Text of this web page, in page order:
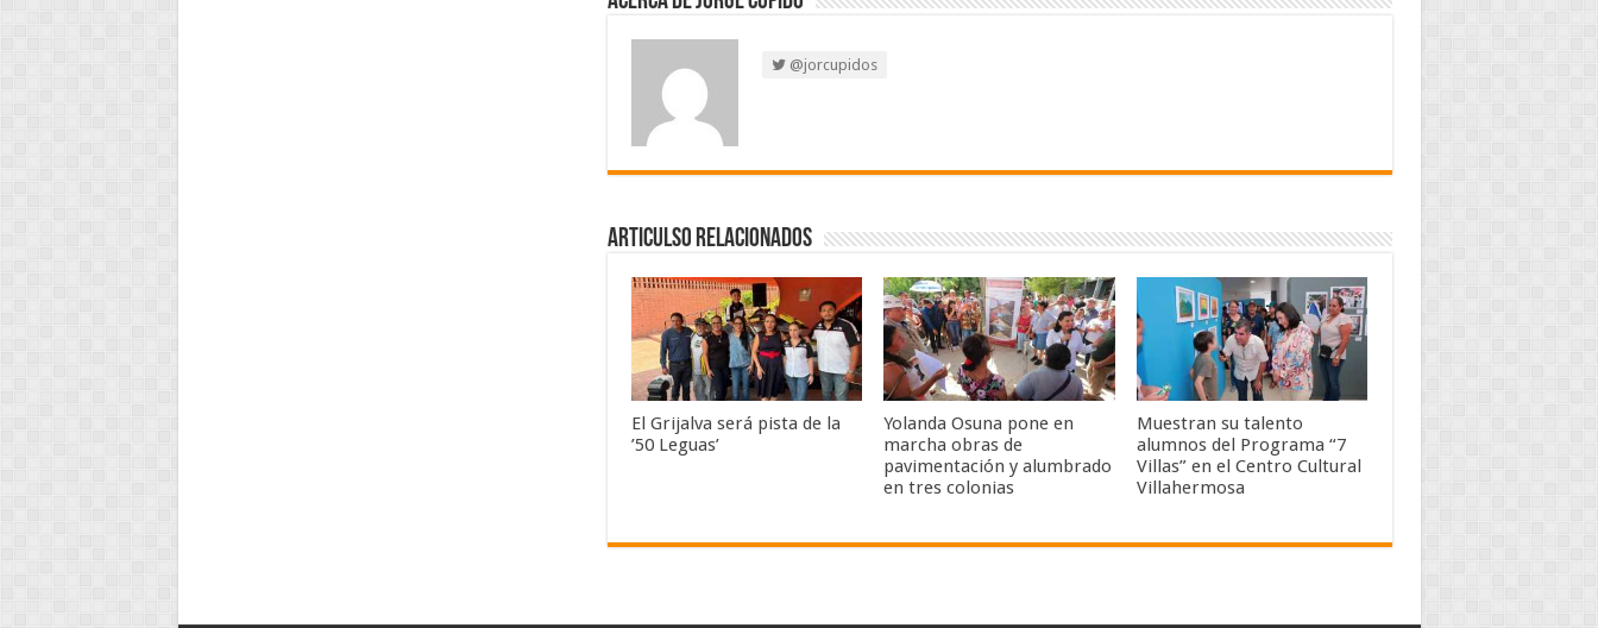
@jorcupidos
Articulso Relacionados
El Grijalva será pista de la
’50 Leguas’
Yolanda Osuna pone en
marcha obras de
pavimentación y alumbrado
en tres colonias
Muestran su talento
alumnos del Programa “7
Villas” en el Centro Cultural
Villahermosa